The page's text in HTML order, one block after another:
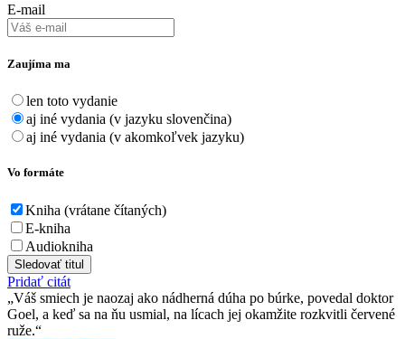
E-mail
Zaujíma ma
len toto vydanie
aj iné vydania (v jazyku slovenčina)
aj iné vydania (v akomkoľvek jazyku)
Vo formáte
Kniha (vrátane čítaných)
E-kniha
Audiokniha
Sledovať titul
Pridať citát
Váš smiech je naozaj ako nádherná dúha po búrke, povedal doktor
Goel, a keď sa na ňu usmial, na lícach jej okamžite rozkvitli červené
ruže.